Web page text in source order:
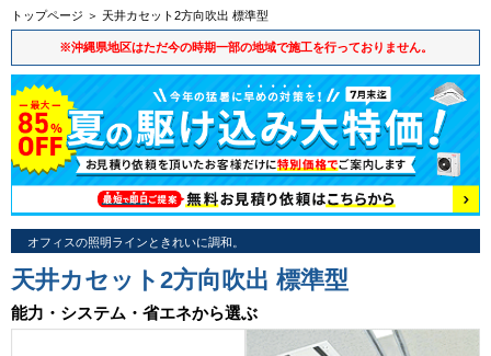
トップページ ＞ 天井カセット2方向吹出 標準型
※沖縄県地区はただ今の時期一部の地域で施工を行っておりません。
オフィスの照明ラインときれいに調和。
天井カセット2方向吹出 標準型
能力・システム・省エネから選ぶ